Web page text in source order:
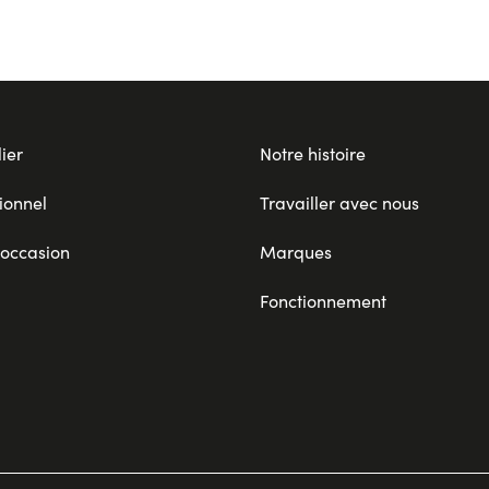
Notre histoire
Travailler avec nous
Marques
Fonctionnement